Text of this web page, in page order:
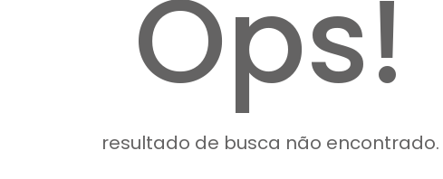
Ops!
resultado de busca não encontrado.